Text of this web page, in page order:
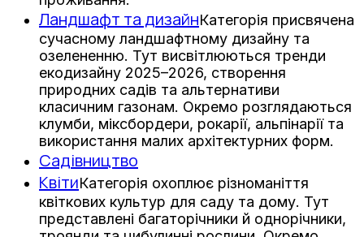
Ландшафт та дизайнКатегорія присвячена
сучасному ландшафтному дизайну та
озелененню. Тут висвітлюються тренди
екодизайну 2025–2026, створення
природних садів та альтернативи
класичним газонам. Окремо розглядаються
клумби, міксбордери, рокарії, альпінарії та
використання малих архітектурних форм.
Садівництво
КвітиКатегорія охоплює різноманіття
квіткових культур для саду та дому. Тут
представлені багаторічники й однорічники,